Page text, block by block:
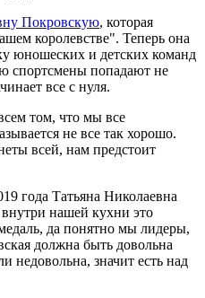
Покровскую, которая
королевстве". Теперь она
юношеских и детских команд
спортсмены попадают не
все с нуля.
том, что мы все
не все так хорошо.
всей, нам предстоит
года Татьяна Николаевна
нашей кухни это
да понятно мы лидеры,
должна быть довольна
недовольна, значит есть над